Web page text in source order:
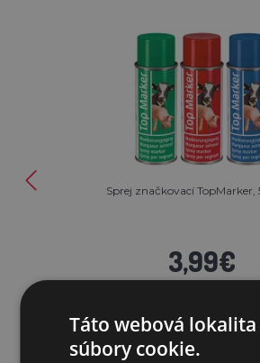
Sprej značkovací
3,99€
PRIDAŤ DO KOŠÍKA
Táto webová
súbory cookie.